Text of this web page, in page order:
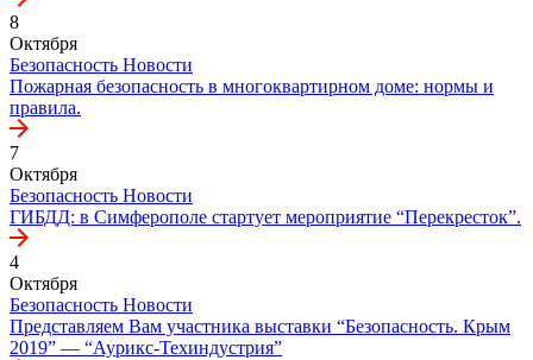
8
Октября
Безопасность Новости
Пожарная безопасность в многоквартирном доме: нормы и
правила.
7
Октября
Безопасность Новости
ГИБДД: в Симферополе стартует мероприятие “Перекресток”.
4
Октября
Безопасность Новости
Представляем Вам участника выставки “Безопасность. Крым
2019” — “Аурикс-Техиндустрия”